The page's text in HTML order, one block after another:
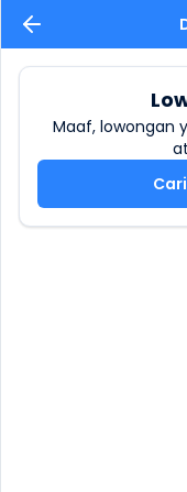
Maaf, lowongan